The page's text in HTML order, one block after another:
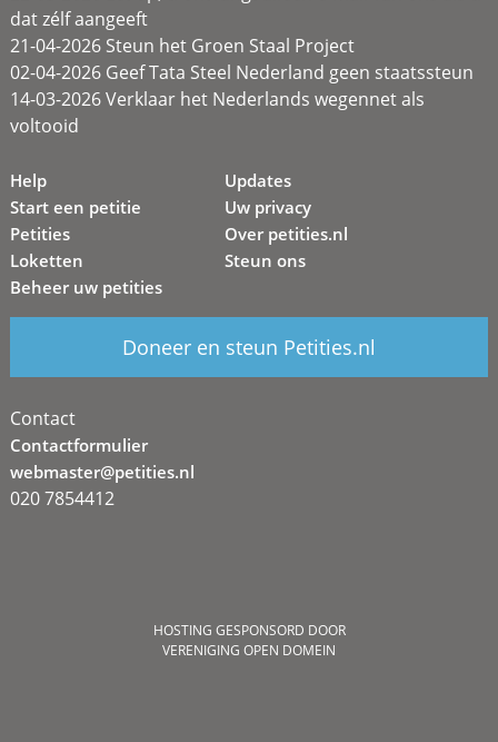
dat zélf aangeeft
21-04-2026 Steun het Groen Staal Project
02-04-2026 Geef Tata Steel Nederland geen staatssteun
14-03-2026 Verklaar het Nederlands wegennet als
voltooid
Help
Start een petitie
Petities
Loketten
Beheer uw petities
Updates
Uw privacy
Over petities.nl
Steun ons
Doneer en steun Petities.nl
Contact
Contactformulier
webmaster@petities.nl
020 7854412
HOSTING GESPONSORD DOOR
VERENIGING OPEN DOMEIN